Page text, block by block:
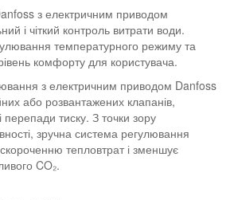
з електричним приводом
і чіткий контроль витрати води.
температурного режиму та
комфорту для користувача.
з електричним приводом Danfoss
або розвантажених клапанів,
перепади тиску. З точки зору
зручна система регулювання
тепловтрат і зменшує
CO₂.